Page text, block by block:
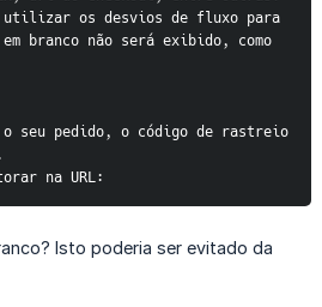
utilizar os desvios de fluxo para
branco não será exibido, como
o seu pedido, o código de rastreio
na URL:
Isto poderia ser evitado da